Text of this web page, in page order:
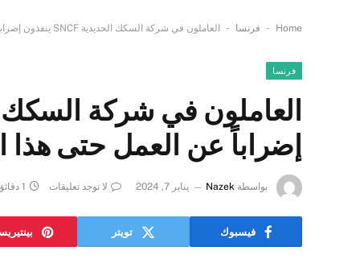
Home
- فرنسا - العاملون في شركة السكك الحديدية SNCF ينفذون إضراباً عن العمل حتى هذا التاريخ!
فرنسا
إضراباً عن العمل حتى هذا
بواسطة Nazek يناير 7, 2024 لا توجد تعليقات 1 دقائق
فيسبوك تويتر